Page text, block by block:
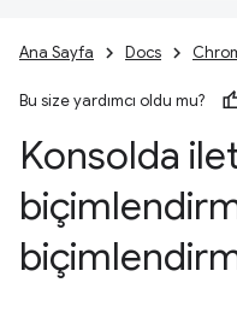
Ana Sayfa Docs
Bu size yardımcı oldu mu?
Konsolda